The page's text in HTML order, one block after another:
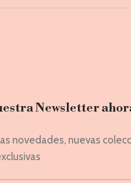
Newsletter
novedades, nuevas